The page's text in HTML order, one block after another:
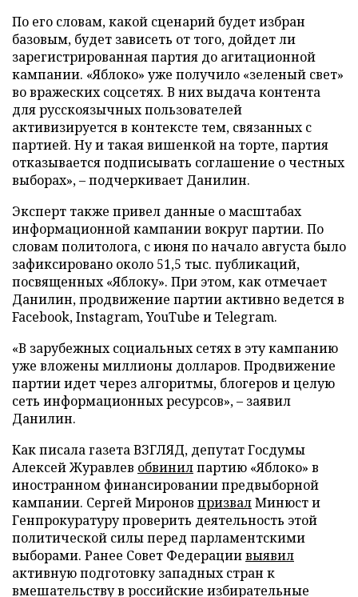
По его словам, какой сценарий будет избран
базовым, будет зависеть от того, дойдет ли
зарегистрированная партия до агитационной
кампании. «Яблоко» уже получило «зеленый свет»
во вражеских соцсетях. В них выдача контента
для русскоязычных пользователей
активизируется в контексте тем, связанных с
партией. Ну и такая вишенкой на торте, партия
отказывается подписывать соглашение о честных
выборах», – подчеркивает Данилин.
Эксперт также привел данные о масштабах
информационной кампании вокруг партии. По
словам политолога, с июня по начало августа было
зафиксировано около 51,5 тыс. публикаций,
посвященных «Яблоку». При этом, как отмечает
Данилин, продвижение партии активно ведется в
Facebook, Instagram, YouTube и Telegram.
«В зарубежных социальных сетях в эту кампанию
уже вложены миллионы долларов. Продвижение
партии идет через алгоритмы, блогеров и целую
сеть информационных ресурсов», – заявил
Данилин.
Как писала газета ВЗГЛЯД, депутат Госдумы
Алексей Журавлев обвинилпартию «Яблоко» в
иностранном финансировании предвыборной
кампании. Сергей Миронов призвалМинюст и
Генпрокуратуру проверить деятельность этой
политической силы перед парламентскими
выборами. Ранее Совет Федерациивыявил
активную подготовку западных стран к
вмешательству в российские избирательные